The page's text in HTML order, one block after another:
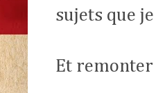
sujets que
Et remonter